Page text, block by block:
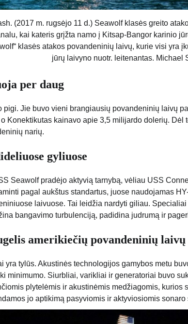
(2017 m. rugsėjo 11 d.) Seawolf klasės greito
kai kateris grįžta namo į Kitsap-Bangor karinio
klasės atakos povandeninių laivų, kurie visi yra
jūrų laivyno nuotr. leitenantas. Michael
per daug
pigi. Jie buvo vieni brangiausių povandeninių laivų
Konektikutas kainavo apie 3,5 milijardo dolerių.
narių.
gyliuose
Seawolf pradėjo aktyvią tarnybą, vėliau USS
pagal aukštus standartus, juose naudojamas
laivuose. Tai leidžia nardyti giliau.
bangavimo turbulenciją, padidina judrumą ir
amerikiečių povandeninių laivų
yra tylūs. Akustinės technologijos gamybos metu
minimumo. Siurbliai, varikliai ir generatoriai buvo
plytelėmis ir akustinėmis medžiagomis,
jo aptikimą pasyviomis ir aktyviosiomis sonaro